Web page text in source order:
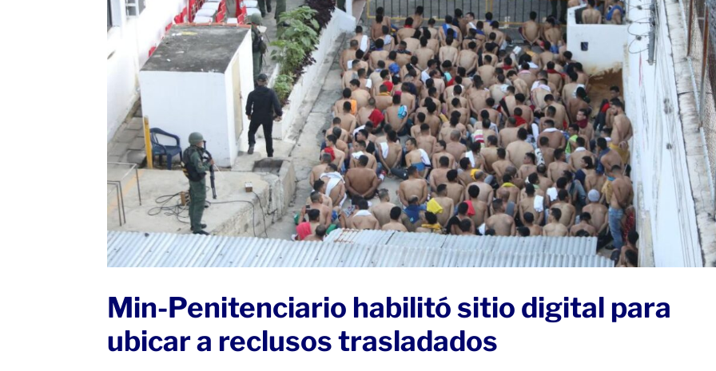
Min-Penitenciario habilitó sitio digital para
ubicar a reclusos trasladados